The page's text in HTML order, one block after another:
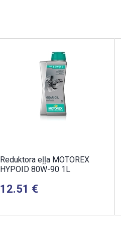
Reduktora eļļa MOTOREX
HYPOID 80W-90 1L
12.51